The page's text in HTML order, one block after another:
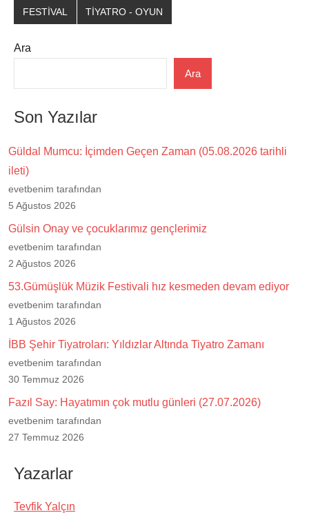
FESTİVAL TİYATRO - OYUN
Ara
Ara
Son Yazılar
Güldal Mumcu: İçimden Geçen Zaman (05.08.2026 tarihli
ileti)
evetbenim tarafından
5 Ağustos 2026
Gülsin Onay ve çocuklarımız gençlerimiz
evetbenim tarafından
2 Ağustos 2026
53.Gümüşlük Müzik Festivali hız kesmeden devam ediyor
evetbenim tarafından
1 Ağustos 2026
İBB Şehir Tiyatroları: Yıldızlar Altında Tiyatro Zamanı
evetbenim tarafından
30 Temmuz 2026
Fazıl Say: Hayatımın çok mutlu günleri (27.07.2026)
evetbenim tarafından
27 Temmuz 2026
Yazarlar
Tevfik Yalçın